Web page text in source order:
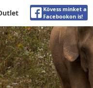
Kövess minket a
Facebookon is!